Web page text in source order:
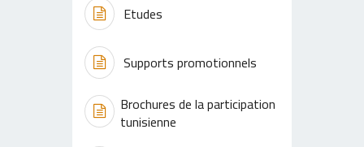
Etudes
Supports promotionnels
Brochures de la participation
tunisienne